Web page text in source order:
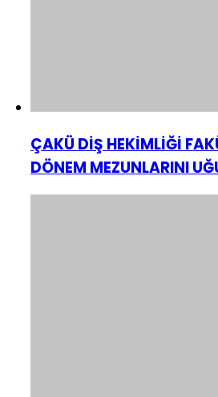
ÇAKÜ DİŞ HEKİMLİĞİ
DÖNEM MEZUNLARINI